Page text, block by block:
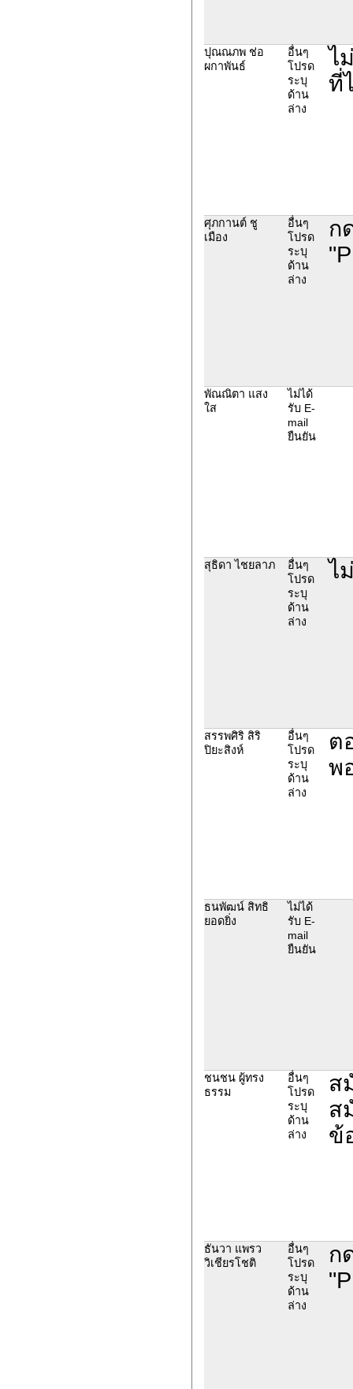
ปุณณภพ ช่อ
ผกาพันธ์
อื่นๆ
โปรด
ระบุ
ด้าน
ล่าง
ไ
ที่
ศุภกานต์ ชู
เมือง
อื่นๆ
โปรด
ระบุ
ด้าน
ล่าง
ก
พัณณิตา แสง
ใส
ไม่ได้
รับ E-
mail
ยืนยัน
สุธิดา ไชยลาภ
อื่นๆ
โปรด
ระบุ
ด้าน
ล่าง
ไ
สรรพศิริ สิริ
ปิยะสิงห์
อื่นๆ
โปรด
ระบุ
ด้าน
ล่าง
ต
พ
ธนพัฒน์ สิทธิ
ยอดยิ่ง
ไม่ได้
รับ E-
mail
ยืนยัน
ชนชน ผู้ทรง
ธรรม
อื่นๆ
โปรด
ระบุ
ด้าน
ล่าง
ส
ส
ข้
ธันวา แพรว
วิเชียรโชติ
อื่นๆ
โปรด
ระบุ
ด้าน
ล่าง
ก